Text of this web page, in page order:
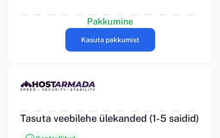
Pakkumine
Kasuta pakkumist
Tasuta veebilehe ülekanded (1-5 saidid)